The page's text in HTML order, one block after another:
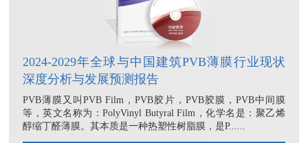
2024-2029年全球与中国建筑PVB薄膜行业现状
深度分析与发展预测报告
PVB薄膜又叫PVB Film，PVB胶片，PVB胶膜，PVB中间膜
等，英文名称为：PolyVinyl Butyral Film，化学名是：聚乙烯
醇缩丁醛薄膜。其本质是一种热塑性树脂膜，是P......